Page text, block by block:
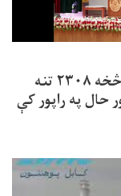
د کابل پوهنتون له ۲۲ ویشت پوهنځیو څخه ۲۳۰۸ تنه
په راپور کې